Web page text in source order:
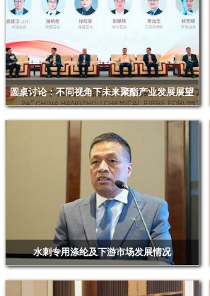
广东厚方投资管理有限公司
国海良时期货有限公司
国泰君安期货有限公司
海南海控物产集团有限公司
海通期货股份有限公司
汉姆德华化工（上海）有限公司
杭州交投实业有限公司
杭州理灵智能科技有限公司
杭州珀汇贸易有限公司
杭州碳硅私募基金管理有限公司
河南能源化工集团化工销售有限公司
恒力石化（大连）炼化有限公司
圆桌讨论：不同视角下未来聚酯产业发展展望
华瑞信息(高建江)/荣盛石化(施杭奇)/逸盛石化(徐际
恩)/恒力石化(张攀辉)/万凯新材料(陈灿忠)/华瑞信息
水刺专用涤纶及下游市场发展情况
厦门东屿行纺织新材料有限司销售总监韩旭